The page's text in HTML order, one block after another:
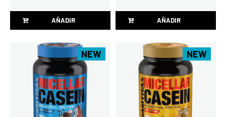
AÑADIR AÑADIR
NEW NEW